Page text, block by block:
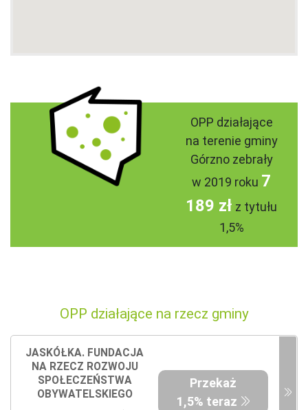
OPP działające
na terenie gminy
Górzno zebrały
w 2019 roku 7
189 zł z tytułu
1,5%
OPP działające na rzecz gminy
JASKÓŁKA. FUNDACJA
NA RZECZ ROZWOJU
SPOŁECZEŃSTWA
OBYWATELSKIEGO
Przekaż
1,5% teraz